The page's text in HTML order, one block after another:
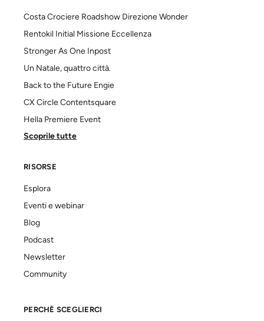
Costa Crociere Roadshow Direzione Wonder
Rentokil Initial Missione Eccellenza
Stronger As One Inpost
Un Natale, quattro città.
Back to the Future Engie
CX Circle Contentsquare
Hella Premiere Event
Scoprile tutte
RISORSE
Esplora
Eventi e webinar
Blog
Podcast
Newsletter
Community
PERCHÈ SCEGLIERCI